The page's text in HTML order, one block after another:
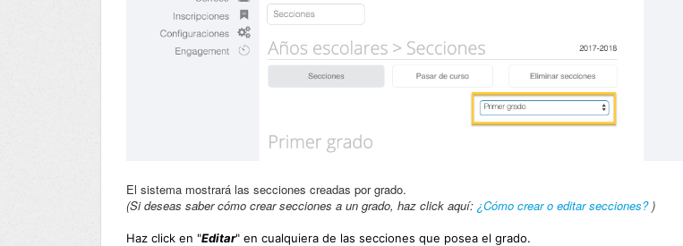
El sistema mostrará las secciones creadas por grado.
(Si deseas saber cómo crear secciones a un grado, haz click aquí: ¿Cómo crear o editar secciones?)
Haz click en "Editar" en cualquiera de las secciones que posea el grado.